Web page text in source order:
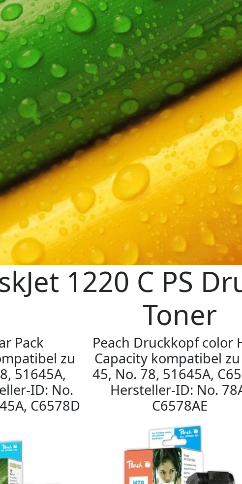
1220 C PS
Toner
Pack
zu
51645A,
ID: No.
C6578D
Peach Druckkopf color
Capacity kompatibel
45, No. 78, 51645A,
Hersteller-ID: No.
C6578AE